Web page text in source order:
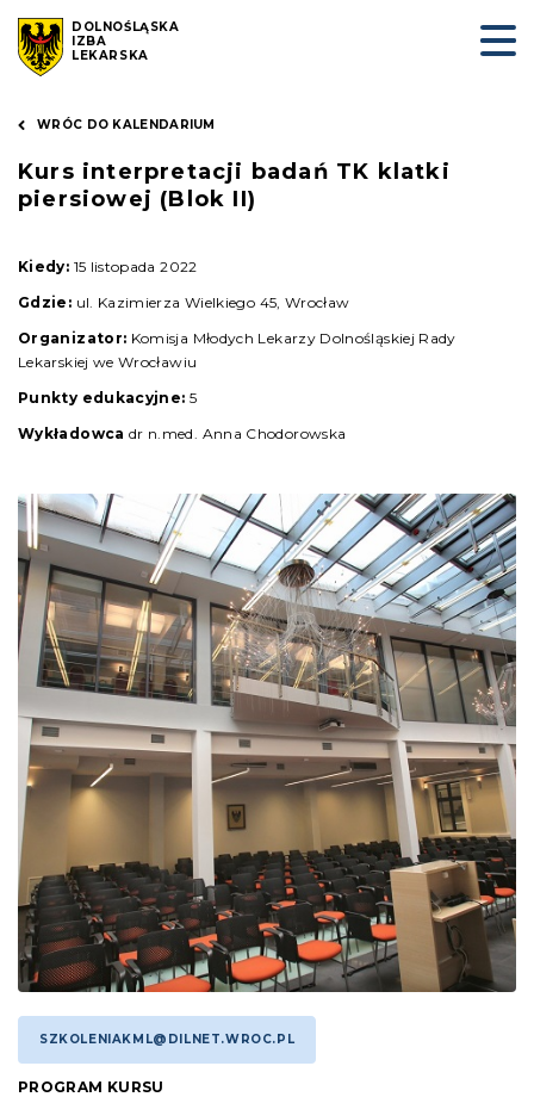
DOLNOŚLĄSKA
IZBA
LEKARSKA
WRÓC DO KALENDARIUM
Kurs interpretacji badań TK klatki
piersiowej (Blok II)
Kiedy: 15 listopada 2022
Gdzie: ul. Kazimierza Wielkiego 45, Wrocław
Organizator: Komisja Młodych Lekarzy Dolnośląskiej Rady
Lekarskiej we Wrocławiu
Punkty edukacyjne: 5
Wykładowca dr n.med. Anna Chodorowska
SZKOLENIAKML@DILNET.WROC.PL
PROGRAM KURSU